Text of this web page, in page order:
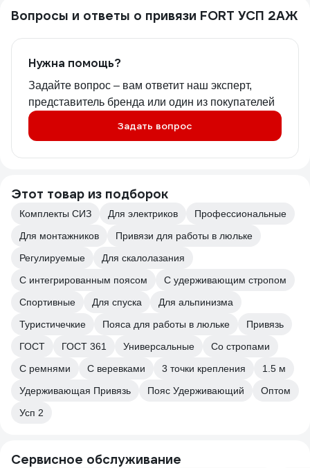
Вопросы и ответы о привязи FORT УСП 2АЖ
Нужна помощь?
Задайте вопрос – вам ответит наш эксперт,
представитель бренда или один из покупателей
Задать вопрос
Этот товар из подборок
Комплекты СИЗ Для электриков
Профессиональные
Для монтажников
Привязи для работы в люльке
Регулируемые
Для скалолазания
С интегрированным поясом
С удерживающим стропом
Спортивные
Для спуска
Для альпинизма
Туристичечкие
Пояса для работы в люльке
Привязь
ГОСТ
ГОСТ 361 Универсальные
Со стропами
С ремнями
С веревками 3 точки крепления
1.5 м
Удерживающая Привязь
Пояс Удерживающий
Оптом
Усп 2
Сервисное обслуживание